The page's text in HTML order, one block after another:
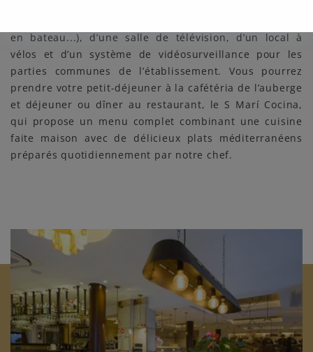
en bateau...), d’une salle de télévision, d’un local à
vélos et d’un système de vidéosurveillance pour les
parties communes de l’établissement. Vous pourrez
prendre votre petit-déjeuner à la cafétéria de l’auberge
et déjeuner ou dîner au restaurant, le S Marí Cocina,
qui propose un menu complet combinant une cuisine
faite maison avec de délicieux plats méditerranéens
préparés quotidiennement par notre chef.